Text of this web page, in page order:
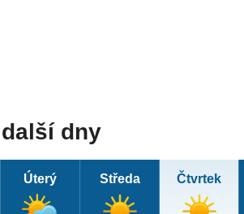
dny
Úterý Středa Čtvrtek